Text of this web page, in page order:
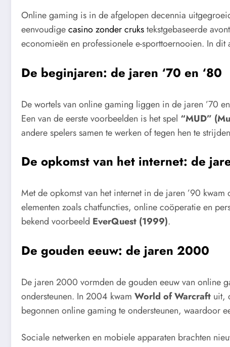
Online gaming is in de afgelopen decennia
eenvoudigecasino zonder crukstekstgebaseerde
economieën en professionele e-sporttoernooien. In
De beginjaren: de jaren ‘70 en ‘80
De wortels van online gaming liggen in de jaren ’70
Een van de eerste voorbeelden is het spel “MUD”
andere spelers samen te werken of tegen hen te
De opkomst van het internet: de
Met de opkomst van het internet in de jaren ’90
elementen zoals chatfuncties, online coöperatie en
bekend voorbeeld EverQuest (1999).
De gouden eeuw: de jaren 2000
De jaren 2000 vormden de gouden eeuw van online
ondersteunen. In 2004 kwam World of Warcraft uit,
begonnen online gaming te ondersteunen, waardoor
Sociale netwerken en mobiele apparaten brachten